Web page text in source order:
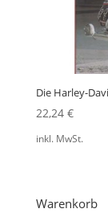
Die Harley-
22,24 €
inkl. MwSt.
Warenkorb